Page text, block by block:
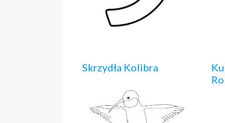
Skrzydła Kolibra